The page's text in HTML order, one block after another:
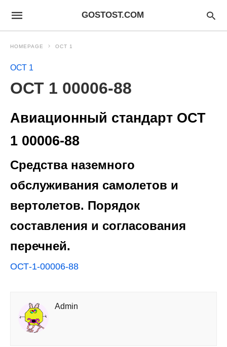
GOSTOST.COM
HOMEPAGE ОСТ 1
ОСТ 1
ОСТ 1 00006-88
Авиационный стандарт ОСТ
1 00006-88
Средства наземного
обслуживания самолетов и
вертолетов. Порядок
составления и согласования
перечней.
ОСТ-1-00006-88
Admin